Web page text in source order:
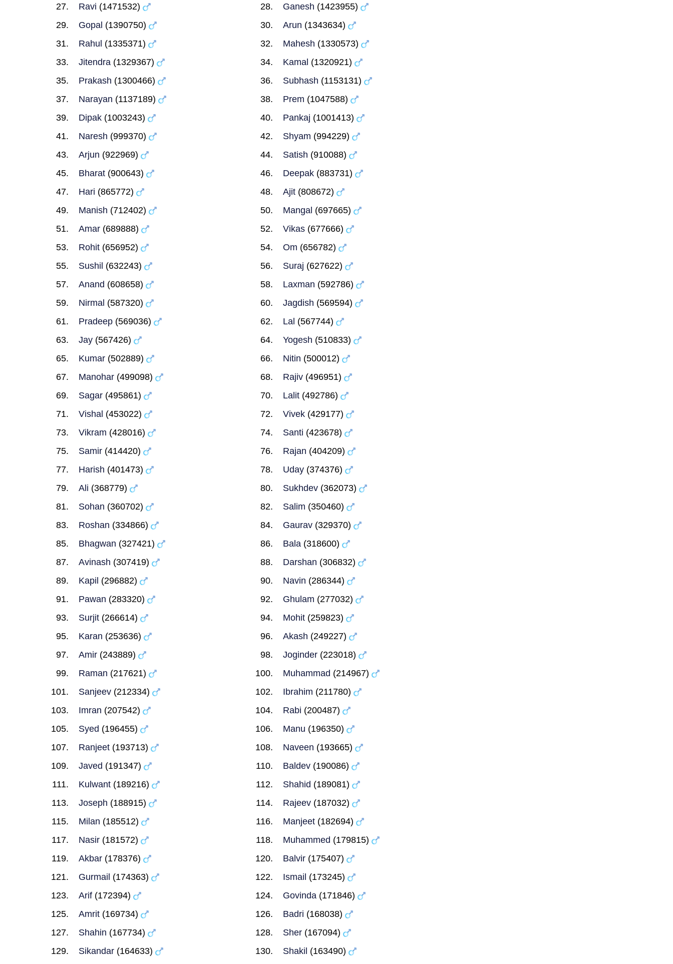
Ravi (1471532) Ganesh (1423955)
Gopal (1390750) Arun (1343634)
Rahul (1335371) Mahesh (1330573)
Jitendra (1329367) Kamal (1320921)
Prakash (1300466) Subhash (1153131)
Narayan (1137189) Prem (1047588)
Dipak (1003243) Pankaj (1001413)
Naresh (999370) Shyam (994229)
Arjun (922969) Satish (910088)
Bharat (900643) Deepak(883731)
Hari (865772) Ajit(808672)
Manish (712402) Mangal (697665)
Amar (689888) Vikas(677666)
Rohit (656952) Om (656782)
Sushil (632243) Suraj (627622)
Anand (608658) Laxman (592786)
Nirmal (587320) Jagdish (569594)
Pradeep (569036) Lal (567744)
Jay (567426) Yogesh (510833)
Kumar (502889) Nitin (500012)
Manohar (499098) Rajiv(496951)
Sagar (495861) Lalit(492786)
Vishal (453022) Vivek(429177)
Vikram (428016) Santi (423678)
Samir (414420) Rajan (404209)
Harish (401473) Uday(374376)
Ali (368779) Sukhdev(362073)
Sohan (360702) Salim (350460)
Roshan (334866) Gaurav(329370)
Bhagwan (327421) Bala(318600)
Avinash (307419) Darshan (306832)
Kapil (296882) Navin (286344)
Pawan (283320) Ghulam (277032)
Surjit (266614) Mohit(259823)
Karan (253636) Akash (249227)
Amir (243889) Joginder(223018)
Raman (217621) Muhammad (214967)
Sanjeev (212334) Ibrahim (211780)
Imran (207542) Rabi (200487)
Syed (196455) Manu (196350)
Ranjeet (193713) Naveen (193665)
Javed (191347) Baldev(190086)
Kulwant (189216) Shahid (189081)
Joseph (188915) Rajeev(187032)
Milan (185512) Manjeet(182694)
Nasir (181572) Muhammed (179815)
Akbar (178376) Balvir(175407)
Gurmail (174363) Ismail (173245)
Arif (172394) Govinda(171846)
Amrit (169734) Badri (168038)
Shahin (167734) Sher(167094)
Sikandar (164633) Shakil (163490)